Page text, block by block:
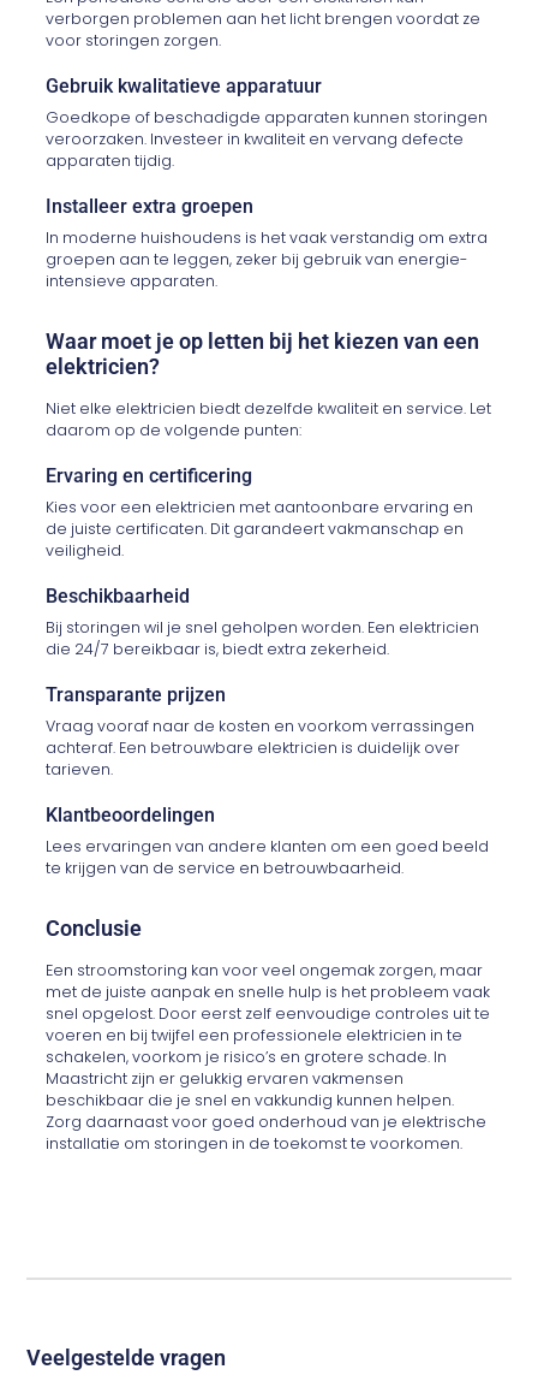
verborgen problemen aan het licht brengen voordat ze
voor storingen zorgen.
Gebruik kwalitatieve apparatuur
Goedkope of beschadigde apparaten kunnen storingen
veroorzaken. Investeer in kwaliteit en vervang defecte
apparaten tijdig.
Installeer extra groepen
In moderne huishoudens is het vaak verstandig om extra
groepen aan te leggen, zeker bij gebruik van energie-
intensieve apparaten.
Waar moet je op letten bij het kiezen van een
elektricien?
Niet elke elektricien biedt dezelfde kwaliteit en service. Let
daarom op de volgende punten:
Ervaring en certificering
Kies voor een elektricien met aantoonbare ervaring en
de juiste certificaten. Dit garandeert vakmanschap en
veiligheid.
Beschikbaarheid
Bij storingen wil je snel geholpen worden. Een elektricien
die 24/7 bereikbaar is, biedt extra zekerheid.
Transparante prijzen
Vraag vooraf naar de kosten en voorkom verrassingen
achteraf. Een betrouwbare elektricien is duidelijk over
tarieven.
Klantbeoordelingen
Lees ervaringen van andere klanten om een goed beeld
te krijgen van de service en betrouwbaarheid.
Conclusie
Een stroomstoring kan voor veel ongemak zorgen, maar
met de juiste aanpak en snelle hulp is het probleem vaak
snel opgelost. Door eerst zelf eenvoudige controles uit te
voeren en bij twijfel een professionele elektricien in te
schakelen, voorkom je risico’s en grotere schade. In
Maastricht zijn er gelukkig ervaren vakmensen
beschikbaar die je snel en vakkundig kunnen helpen.
Zorg daarnaast voor goed onderhoud van je elektrische
installatie om storingen in de toekomst te voorkomen.
Veelgestelde vragen